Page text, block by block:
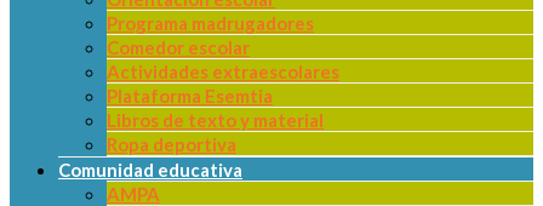
Programa madrugadores
Comedor escolar
Actividades extraescolares
Plataforma Esemtia
Libros de texto y material
Ropa deportiva
Comunidad educativa
AMPA